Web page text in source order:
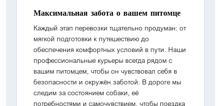
Максимальная забота о вашем питомце
Каждый этап перевозки тщательно продуман: от
мягкой подготовки к путешествию до
обеспечения комфортных условий в пути. Наши
профессиональные курьеры всегда рядом с
вашим питомцем, чтобы он чувствовал себя в
безопасности и окружён заботой. В дороге мы
следим за состоянием собаки, её
потребностями и самочувствием, чтобы поездка